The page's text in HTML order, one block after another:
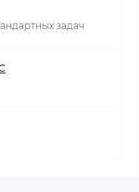
задач